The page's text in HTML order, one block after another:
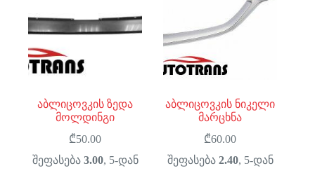
აბლიცოვკის ზედა
მოლდინგი
₾50.00
შეფასება 3.00, 5-დან
აბლიცოვკის ნიკელი
მარცხნა
₾60.00
შეფასება 2.40, 5-დან